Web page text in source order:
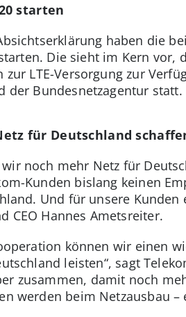
starten
haben die
Die sieht im Kern vor,
LTE-Versorgung zur
der Bundesnetzagentur statt.
für Deutschland
noch mehr Netz für
Kunden bislang keinen
Und für unsere
CEO Hannes Ametsreiter.
können wir einen
leisten“, sagt
zusammen, damit noch
werden beim Netzausbau